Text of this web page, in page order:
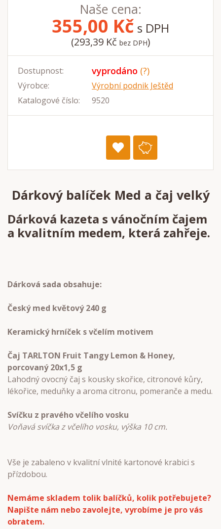
Naše cena:
355,00 Kč s DPH
(293,39 Kč bez DPH)
Dostupnost: vyprodáno (?)
Výrobce:
Výrobní podnik Ještěd
Katalogové číslo:
9520
Dárkový balíček Med a čaj velký
Dárková kazeta s vánočním čajem
a kvalitním medem, která zahřeje.
Dárková sada obsahuje:
Český med květový 240 g
Keramický hrníček s včelím motivem
Čaj TARLTON Fruit Tangy Lemon & Honey,
porcovaný 20x1,5 g
Lahodný ovocný čaj s kousky skořice, citronové kůry,
lékořice, meduňky a aroma citronu, pomeranče a medu.
Svíčku z pravého včelího vosku
Voňavá svíčka z včelího vosku, výška 10 cm.
Vše je zabaleno v kvalitní vlnité kartonové krabici s
přízdobou.
Nemáme skladem tolik balíčků, kolik potřebujete?
Napište nám nebo zavolejte, vyrobíme je pro vás
obratem.